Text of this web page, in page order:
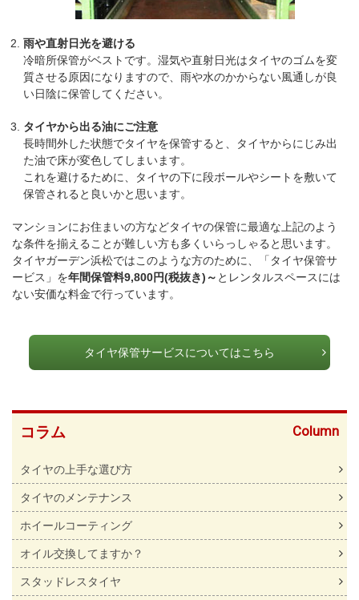
雨や直射日光を避ける
冷暗所保管がベストです。湿気や直射日光はタイヤのゴムを変
質させる原因になりますので、雨や水のかからない風通しが良
い日陰に保管してください。
タイヤから出る油にご注意
長時間外した状態でタイヤを保管すると、タイヤからにじみ出
た油で床が変色してしまいます。
これを避けるために、タイヤの下に段ボールやシートを敷いて
保管されると良いかと思います。
マンションにお住まいの方などタイヤの保管に最適な上記のよう
な条件を揃えることが難しい方も多くいらっしゃると思います。
タイヤガーデン浜松ではこのような方のために、「タイヤ保管サ
ービス」を年間保管料9,800円(税抜き)～ とレンタルスペースには
ない安価な料金で行っています。
タイヤ保管サービスについてはこちら
コラム Column
タイヤの上手な選び方
タイヤのメンテナンス
ホイールコーティング
オイル交換してますか？
スタッドレスタイヤ